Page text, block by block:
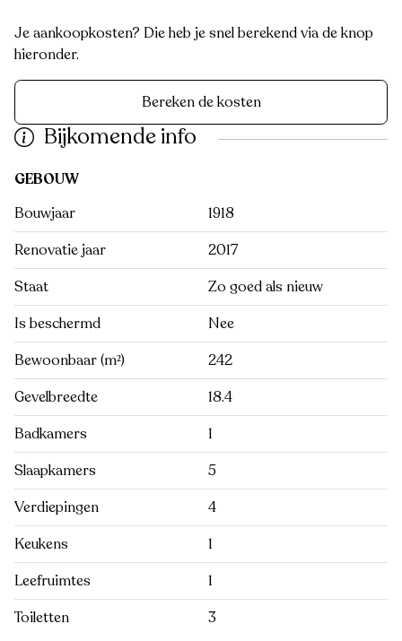
Je aankoopkosten? Die heb je snel berekend via de knop
hieronder.
Bereken de kosten
Bijkomende info
GEBOUW
Bouwjaar
1918
Renovatie jaar
2017
Staat
Zo goed als nieuw
Is beschermd
Nee
Bewoonbaar (m²)
242
Gevelbreedte
18.4
Badkamers
1
Slaapkamers
5
Verdiepingen
4
Keukens
1
Leefruimtes
1
Toiletten
3